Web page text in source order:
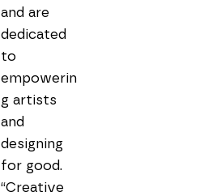
and are
dedicated
to
empowerin
g artists
and
designing
for good.
“Creative